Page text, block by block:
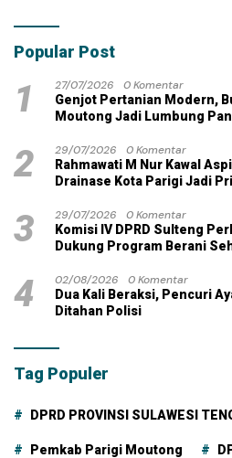
dengan Dana Pribadi
Popular Post
1 27/07/2026
0 Komentar
Genjot Pertanian Modern,
Moutong Jadi Lumbung
2 29/07/2026
0 Komentar
Rahmawati M Nur Kawal
Drainase Kota Parigi Jadi
3 29/07/2026
0 Komentar
Komisi IV DPRD Sulteng
Dukung Program Berani
4 02/08/2026
0 Komentar
Dua Kali Beraksi, Pencuri
Ditahan Polisi
Tag Populer
DPRD PROVINSI SULAWESI
Pemkab Parigi Moutong